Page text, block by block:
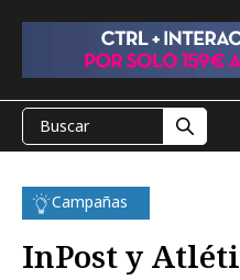
Campañas
InPost y